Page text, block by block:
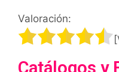
Valoración:
Catálogos y